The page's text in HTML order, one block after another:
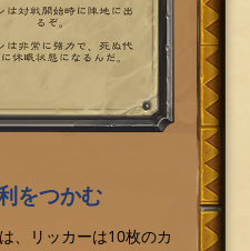
をつかむ
、リッカーは10枚のカ